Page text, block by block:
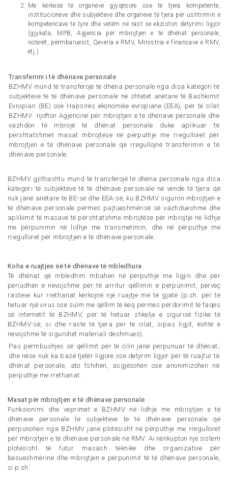
Me kërkesë të organeve gjyqësore ose të tjera kompetente,
institucioneve dhe subjekteve dhe organeve të tjera për ushtrimin e
kompetencave të tyre dhe vetëm në rast se ekziston detyrimi ligjor
(gjykata, MPB, Agjencia për mbrojtjen e të dhënat personale,
noterët, përmbaruesit, Qeveria e RMV, Ministria e financave e RMV,
etj.)
Transferimi i të dhënave personale
BZHMV mund të transferojë të dhëna personale nga disa kategori të
subjekteve të të dhënave personale në shtetet anëtare të Bashkimit
Evropian (BE) ose Hapsirës ekonomike evropiane (EEA), për të cilat
BZHMV njofton Agjencinë për mbrojtjen e të dhënave personale dhe
vazhdon të mbrojë të dhënat personale duke aplikuar të
përshtatshmet masat mbrojtëse në përputhje me rregulloret për
mbrojtjen e të dhënave personale që rregullojnë transferimin e të
dhënave personale.
BZHMV gjithashtu mund të transferojë të dhëna personale nga disa
kategori të subjekteve të të dhënave personale në vende të tjera që
nuk janë anëtare të BE-së dhe EEA-së, ku BZHMV siguron mbrojtjen e
të dhënave personale përmes pajtueshmërisë së vazhdueshme dhe
aplikimit të masave të përshtatshme mbrojtëse për mbrojtje në lidhje
me përpunimin në lidhje me transmetimin, dhe në përputhje me
rregulloret për mbrojtjen e të dhënave personale.
Koha e ruajtjes së të dhënave të mbledhura
Të dhënat që mbledhim mbahen në përputhje me ligjin dhe për
periudhën e nevojshme për të arritur qëllimin e përpunimit, përveç
rasteve kur rrethanat kërkojnë një ruajtje më të gjatë (p.sh. për të
hetuar një virus ose sulm me qëllim të keq përmes përdorimit të faqes
së internetit të BZHMV, për të hetuar shkelje e sigurisë fizike të
BZHMV-së, si dhe raste të tjera për të cilat, sipas ligjit, është e
nevojshme të sigurohet materiali dëshmues).
Pas përmbushjes së qëllimit për të cilin janë përpunuar të dhënat,
dhe nëse nuk ka bazë tjetër ligjore ose detyrim ligjor për të ruajtur të
dhënat personale, ato fshihen, asgjësohen ose anonimizohen në
përputhje me rrethanat.
Masat për mbrojtjen e të dhënave personale
Funksionimi dhe veprimet e BZHMV në lidhje me mbrojtjen e të
dhënave personale të subjekteve të të dhënave personale që
përpunohen nga BZHMV janë plotësisht në përputhje me rregulloret
për mbrojtjen e të dhënave personale në RMV. Ai nënkupton një sistem
plotësisht të futur masash teknike dhe organizative për
besueshmërinë dhe mbrojtjen e përpunimit të të dhënave personale,
si p.sh.